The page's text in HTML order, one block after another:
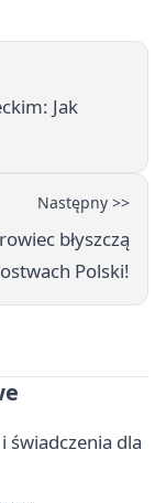
Jak
Następny >>
błyszczą
Polski!
świadczenia dla